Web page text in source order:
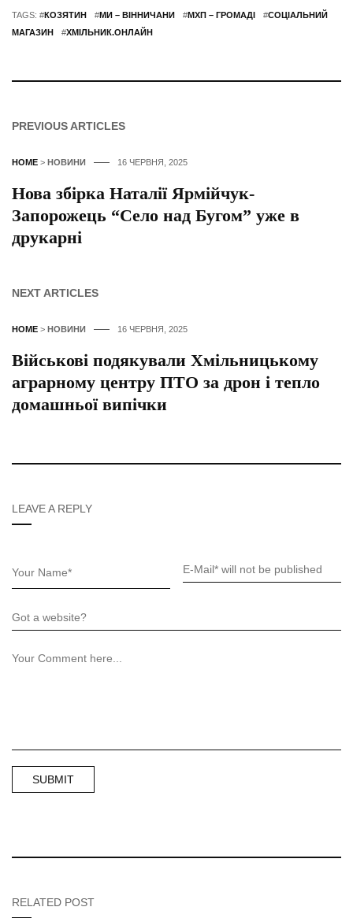
TAGS: #КОЗЯТИН #МИ – ВІННИЧАНИ #МХП – ГРОМАДІ #СОЦІАЛЬНИЙ
МАГАЗИН
#ХМІЛЬНИК.ОНЛАЙН
PREVIOUS ARTICLES
HOME > НОВИНИ 16 ЧЕРВНЯ, 2025
Нова збірка Наталії Ярмійчук-
Запорожець “Село над Бугом” уже в
друкарні
NEXT ARTICLES
HOME > НОВИНИ 16 ЧЕРВНЯ, 2025
Військові подякували Хмільницькому
аграрному центру ПТО за дрон і тепло
домашньої випічки
LEAVE A REPLY
RELATED POST